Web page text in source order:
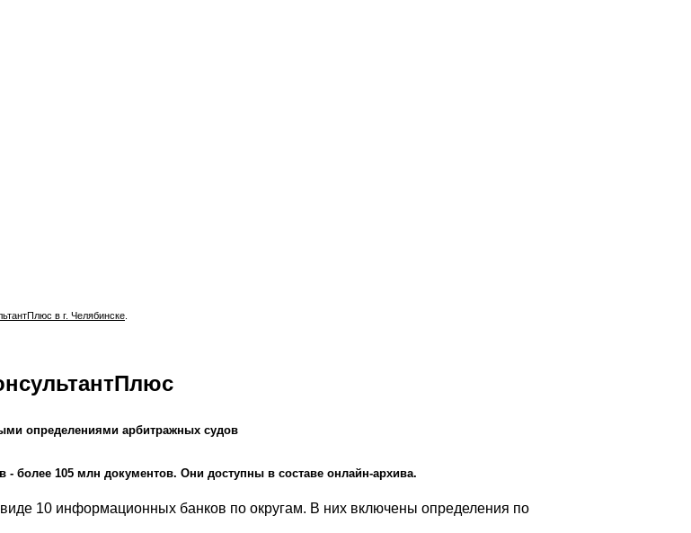
в г. Челябинске
определениями арбитражных судов
более 105 млн документов. Они доступны в составе онлайн-архива.
10 информационных банков по округам. В них включены определения по